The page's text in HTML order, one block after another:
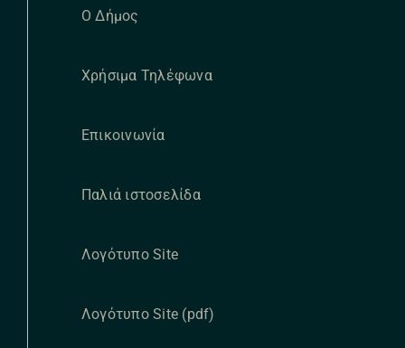
Ο Δήμος
Χρήσιμα Τηλέφωνα
Επικοινωνία
Παλιά ιστοσελίδα
Λογότυπο Site
Λογότυπο Site (pdf)